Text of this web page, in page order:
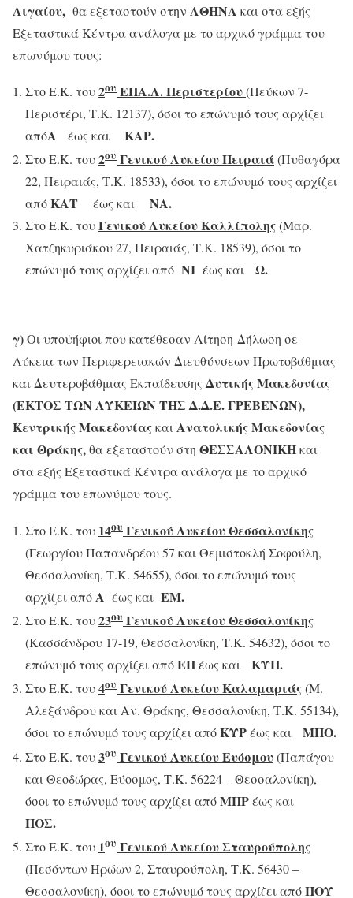
Αιγαίου, θα εξεταστούν στην ΑΘΗΝΑ και στα εξής
Εξεταστικά Κέντρα ανάλογα με το αρχικό γράμμα του
επωνύμου τους:
Στο Ε.Κ. του2ου ΕΠΑ.Λ. Περιστερίου(Πεύκων 7-
Περιστέρι, Τ.Κ. 12137), όσοι το επώνυμό τους αρχίζει
απόΑ έως και ΚΑΡ.
Στο Ε.Κ. του2ου Γενικού Λυκείου Πειραιά(Πυθαγόρα
22, Πειραιάς, Τ.Κ. 18533), όσοι το επώνυμό τους αρχίζει
απόΚΑΤ έως και ΝΑ.
Στο Ε.Κ. τουΓενικού Λυκείου Καλλίπολης(Μαρ.
Χατζηκυριάκου 27, Πειραιάς, Τ.Κ. 18539), όσοι το
επώνυμό τους αρχίζει από ΝΙ έως και Ω.
γ)Οι υποψήφιοι που κατέθεσαν Αίτηση-Δήλωση σε
Λύκεια των Περιφερειακών Διευθύνσεων Πρωτοβάθμιας
και Δευτεροβάθμιας ΕκπαίδευσηςΔυτικής Μακεδονίας
(ΕΚΤΟΣ ΤΩΝ ΛΥΚΕΙΩΝ ΤΗΣ Δ.Δ.Ε. ΓΡΕΒΕΝΩΝ),
Κεντρικής ΜακεδονίαςκαιΑνατολικής Μακεδονίας
και Θράκης,θα εξεταστούν στη ΘΕΣΣΑΛΟΝΙΚΗκαι
στα εξής Εξεταστικά Κέντρα ανάλογα με το αρχικό
γράμμα του επωνύμου τους.
Στο Ε.Κ. του 14ου Γενικού Λυκείου Θεσσαλονίκης
(Γεωργίου Παπανδρέου 57 και Θεμιστοκλή Σοφούλη,
Θεσσαλονίκη, Τ.Κ. 54655), όσοι το επώνυμό τους
αρχίζει από Α έως και ΕΜ.
Στο Ε.Κ. του23ου Γενικού Λυκείου Θεσσαλονίκης
(Κασσάνδρου 17-19, Θεσσαλονίκη, Τ.Κ. 54632), όσοι το
επώνυμό τους αρχίζει απόΕΠέως και ΚΥΠ.
Στο Ε.Κ. του4ου Γενικού Λυκείου Καλαμαριάς(Μ.
Αλεξάνδρου και Αν. Θράκης, Θεσσαλονίκη, Τ.Κ. 55134),
όσοι το επώνυμό τους αρχίζει απόΚΥΡέως και ΜΠΟ.
Στο Ε.Κ. του3ου Γενικού Λυκείου Ευόσμου(Παπάγου
και Θεοδώρας, Εύοσμος, Τ.Κ. 56224 – Θεσσαλονίκη),
όσοι το επώνυμό τους αρχίζει απόΜΠΡέως και
ΠΟΣ.
Στο Ε.Κ. του 1ου Γενικού Λυκείου Σταυρούπολης
(Πεσόντων Ηρώων 2, Σταυρούπολη, Τ.Κ. 56430 –
Θεσσαλονίκη), όσοι το επώνυμό τους αρχίζει απόΠΟΥ